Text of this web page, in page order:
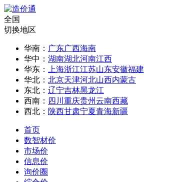
全国
切换地区
华南： 广东广西海南
华中： 湖南湖北河南江西
华东：
上海浙江江苏山东安徽福建
华北： 北京天津河北山西内蒙古
东北： 辽宁吉林黑龙江
西南： 四川 重庆贵州云南西藏
西北： 陕西甘肃宁夏青海新疆
首页
数智材价
市场价
信息价
询价圈